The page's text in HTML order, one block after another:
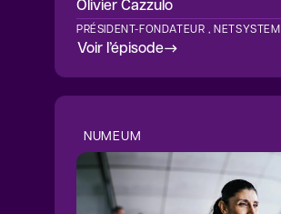
OlivierCazzulo
PRÉSIDENT-FONDATEUR , NETSYSTEM
Voir l’épisode
NUMEUM